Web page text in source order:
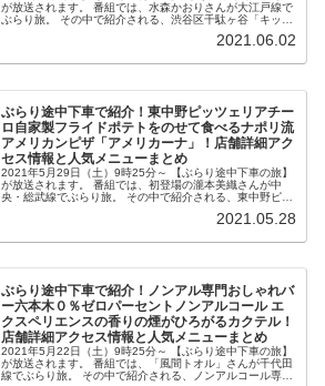
が放送されます。 番組では、水森かおりさんが大江戸線で
ぶらり旅。 その中で紹介される、渋谷区千駄ヶ谷「キッピ
2021.06.02
ぶらり途中下車で紹介！東中野ピッツェリアチー
ロ自家製フライドポテトをのせて食べるナポリ流
アメリカンピザ「アメリカーナ」！店舗詳細アク
セス情報と人気メニューまとめ
2021年5月29日（土）9時25分～ 【ぶらり途中下車の旅】
が放送されます。 番組では、初登場の瀧本美織さんが中
央・総武線でぶらり旅。 その中で紹介される、東中野ピッ
2021.05.28
ぶらり途中下車で紹介！ノンアル専門おしゃれバ
ー六本木０％ゼロパーセントノンアルコール エ
クスペリエンスの香りの煙がひろがるカクテル！
店舗詳細アクセス情報と人気メニューまとめ
2021年5月22日（土）9時25分～ 【ぶらり途中下車の旅】
が放送されます。 番組では、「風間トオル」さんが千代田
線でぶらり旅。 その中で紹介される、ノンアルコール専門